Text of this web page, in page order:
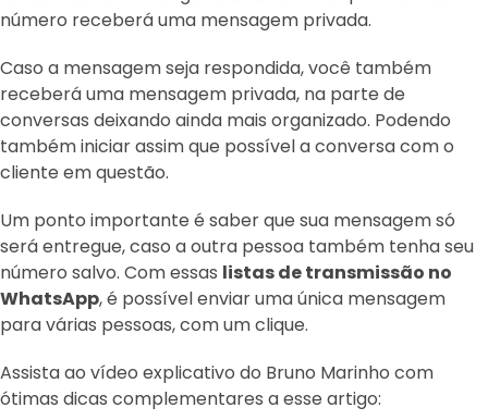
número receberá uma mensagem privada.
Caso a mensagem seja respondida, você também
receberá uma mensagem privada, na parte de
conversas deixando ainda mais organizado. Podendo
também iniciar assim que possível a conversa com o
cliente em questão.
Um ponto importante é saber que sua mensagem só
será entregue, caso a outra pessoa também tenha seu
número salvo. Com essas listas de transmissão no
WhatsApp, é possível enviar uma única mensagem
para várias pessoas, com um clique.
Assista ao vídeo explicativo do Bruno Marinho com
ótimas dicas complementares a esse artigo: